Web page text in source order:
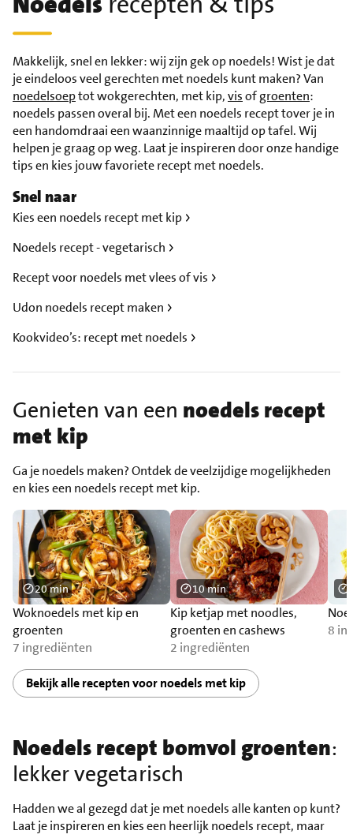
Makkelijk, snel en lekker: wij zijn gek op noedels! Wist je dat
je eindeloos veel gerechten met noedels kunt maken? Van
noedelsoeptot wokgerechten, met kip,visofgroenten:
noedels passen overal bij. Met een noedels recept tover je in
een handomdraai een waanzinnige maaltijd op tafel. Wij
helpen je graag op weg. Laat je inspireren door onze handige
tips en kies jouw favoriete recept met noedels.
Snel naar
Kies een noedels recept met kip
Noedels recept - vegetarisch
Recept voor noedels met vlees of vis
Udon noedels recept maken
Kookvideo’s: recept met noedels
Genieten van een noedels recept
met kip
Ga je noedels maken? Ontdek de veelzijdige mogelijkheden
en kies een noedels recept met kip.
Woknoedels met kip en
groenten
7 ingrediënten
20 min
Kip ketjap met noodles,
groenten en cashews
2 ingrediënten
10 min
8
Bekijk alle recepten voor noedels met kip
Noedels recept bomvol groenten:
lekker vegetarisch
Hadden we al gezegd dat je met noedels alle kanten op kunt?
Laat je inspireren en kies een heerlijk noedels recept, maar